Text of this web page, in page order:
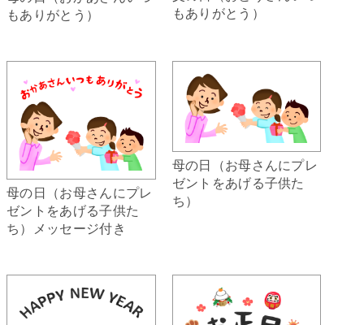
もありがとう）
もありがとう）
母の日（お母さんにプレ
ゼントをあげる子供た
ち）メッセージ付き
母の日（お母さんにプレ
ゼントをあげる子供た
ち）